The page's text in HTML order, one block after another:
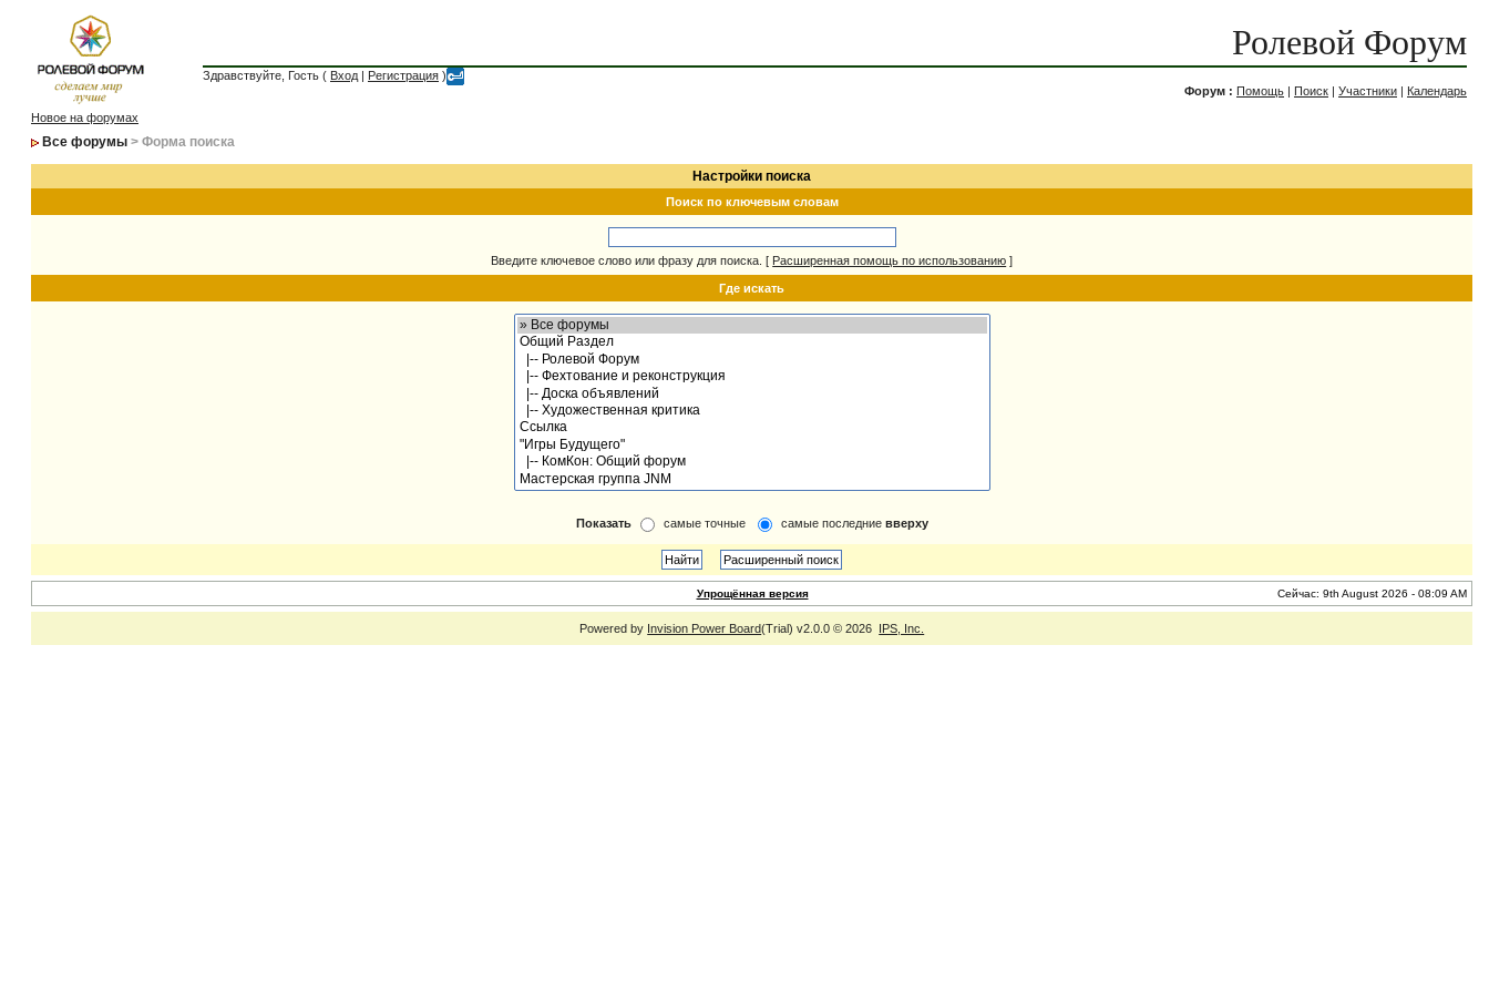
Ролевой Форум
Здравствуйте, Гость ( Вход | Регистрация )
Форум : Помощь | Поиск | Участники | Календарь
Новое на форумах
Все форумы > Форма поиска
Настройки поиска
Поиск по ключевым словам
Введите ключевое слово или фразу для поиска. [ Расширенная помощь по использованию ]
Где искать
Показать самые точные самые последние вверху
Упрощённая версия Сейчас: 9th August 2026 - 08:09 AM
Powered by Invision Power Board(Trial) v2.0.0 © 2026 IPS, Inc.